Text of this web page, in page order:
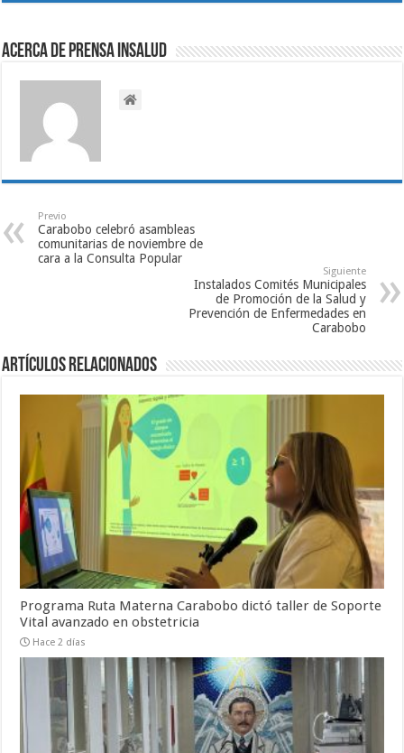
Acerca de Prensa INSALUD
Previo
Carabobo celebró asambleas
comunitarias de noviembre de
cara a la Consulta Popular
Siguiente
Instalados Comités Municipales
de Promoción de la Salud y
Prevención de Enfermedades en
Carabobo
Artículos relacionados
Programa Ruta Materna Carabobo dictó taller de Soporte
Vital avanzado en obstetricia
Hace 2 días